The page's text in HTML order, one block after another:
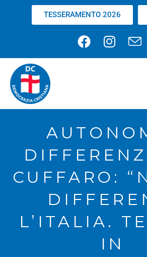
TESSERAMENTO 2026
CUFFARO:
L’ITALIA.
IN